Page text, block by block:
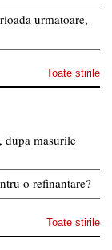
urmatoare,
Toate stirile
dupa masurile
o refinantare?
Toate stirile